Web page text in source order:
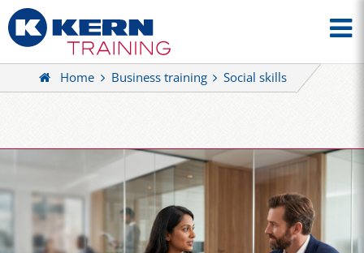
Home Business training Social skills